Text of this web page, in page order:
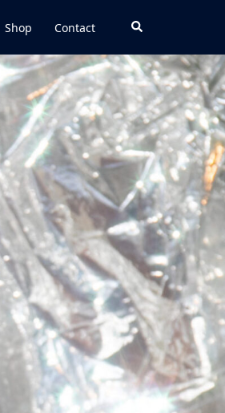
Shop Contact 検
索